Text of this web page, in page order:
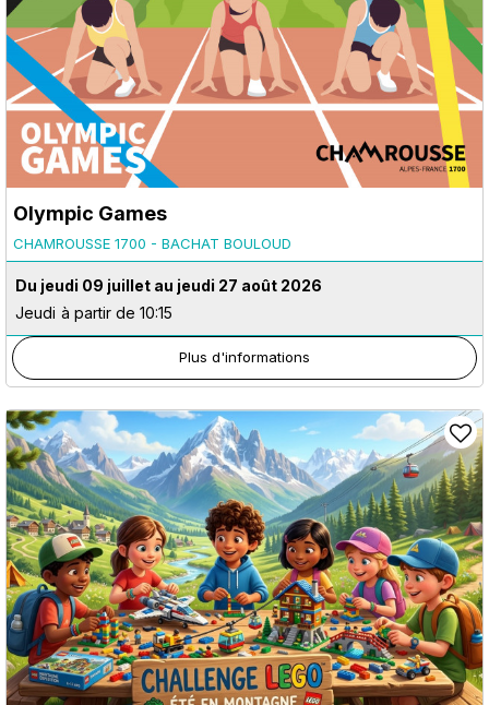
Olympic Games
CHAMROUSSE 1700 - BACHAT BOULOUD
Du jeudi 09 juillet au jeudi 27 août 2026
Jeudi à partir de 10:15
Plus d'informations